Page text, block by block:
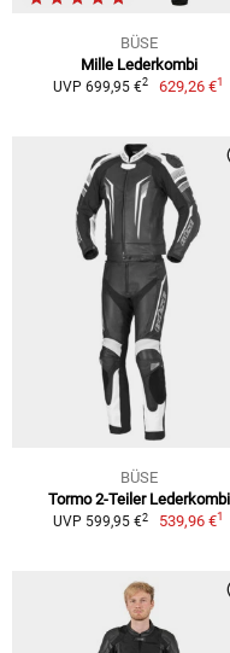
BÜSE
Mille Lederkombi
UVP 699,95 €2 629,26 €1
BÜSE
Tormo 2-Teiler Lederkombi
UVP 599,95 €2 539,96 €1